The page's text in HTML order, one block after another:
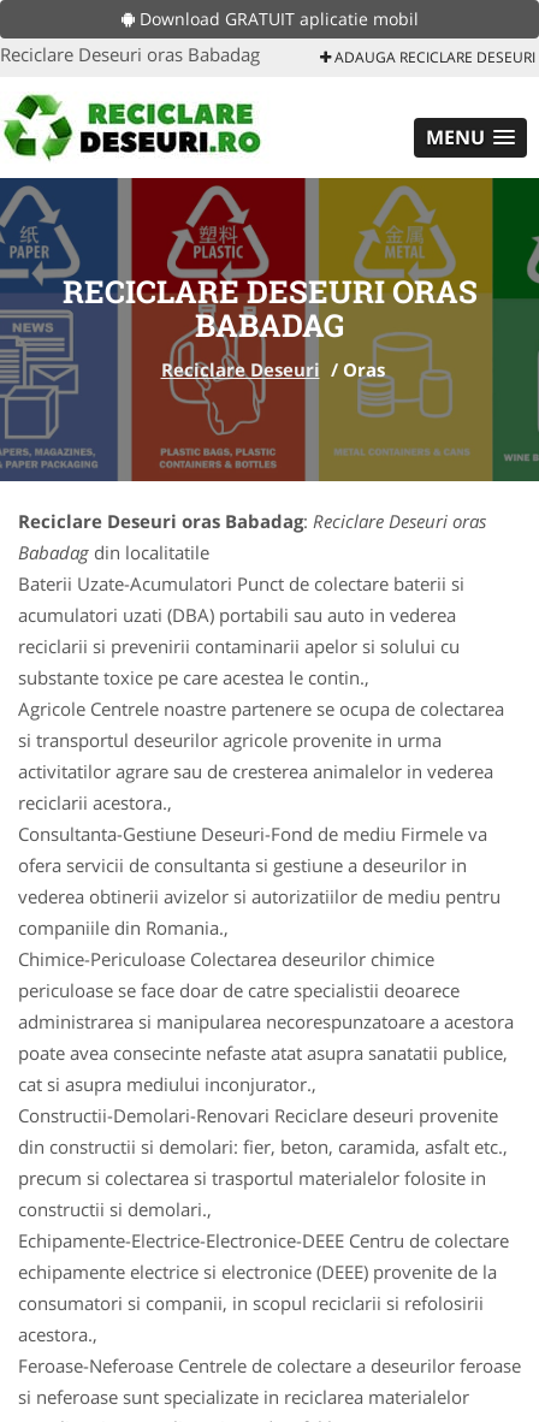
Download GRATUIT aplicatie mobil
Reciclare Deseuri oras Babadag ADAUGA RECICLARE DESEURI
MENU
RECICLARE DESEURI ORAS
BABADAG
Reciclare Deseuri / Oras
Reciclare Deseuri oras Babadag: Reciclare Deseuri oras
Babadag din localitatile
Baterii Uzate-Acumulatori Punct de colectare baterii si
acumulatori uzati (DBA) portabili sau auto in vederea
reciclarii si prevenirii contaminarii apelor si solului cu
substante toxice pe care acestea le contin.,
Agricole Centrele noastre partenere se ocupa de colectarea
si transportul deseurilor agricole provenite in urma
activitatilor agrare sau de cresterea animalelor in vederea
reciclarii acestora.,
Consultanta-Gestiune Deseuri-Fond de mediu Firmele va
ofera servicii de consultanta si gestiune a deseurilor in
vederea obtinerii avizelor si autorizatiilor de mediu pentru
companiile din Romania.,
Chimice-Periculoase Colectarea deseurilor chimice
periculoase se face doar de catre specialistii deoarece
administrarea si manipularea necorespunzatoare a acestora
poate avea consecinte nefaste atat asupra sanatatii publice,
cat si asupra mediului inconjurator.,
Constructii-Demolari-Renovari Reciclare deseuri provenite
din constructii si demolari: fier, beton, caramida, asfalt etc.,
precum si colectarea si trasportul materialelor folosite in
constructii si demolari.,
Echipamente-Electrice-Electronice-DEEE Centru de colectare
echipamente electrice si electronice (DEEE) provenite de la
consumatori si companii, in scopul reciclarii si refolosirii
acestora.,
Feroase-Neferoase Centrele de colectare a deseurilor feroase
si neferoase sunt specializate in reciclarea materialelor